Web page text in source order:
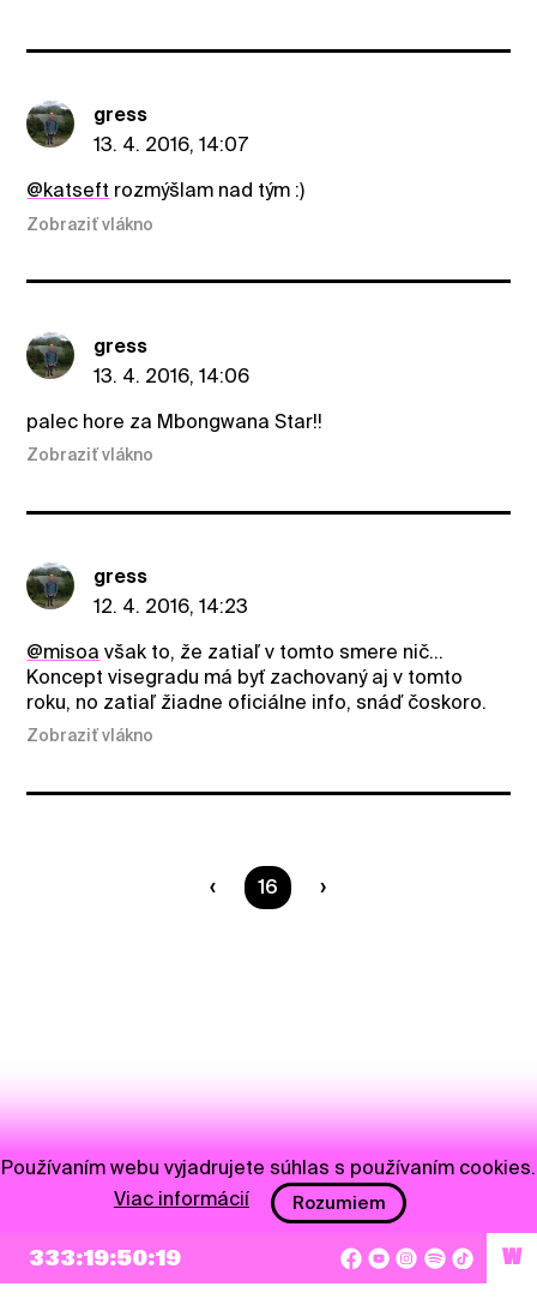
gress
13. 4. 2016, 14:07
@katseft rozmýšlam nad tým :)
Zobraziť vlákno
gress
13. 4. 2016, 14:06
palec hore za Mbongwana Star!!
Zobraziť vlákno
gress
12. 4. 2016, 14:23
@misoa však to, že zatiaľ v tomto smere nič...
Koncept visegradu má byť zachovaný aj v tomto
roku, no zatiaľ žiadne oficiálne info, snáď čoskoro.
Zobraziť vlákno
Ste na strane
16
333:19:50:19 W
Používaním webu vyjadrujete súhlas s používaním cookies.
Viac informácií
Rozumiem